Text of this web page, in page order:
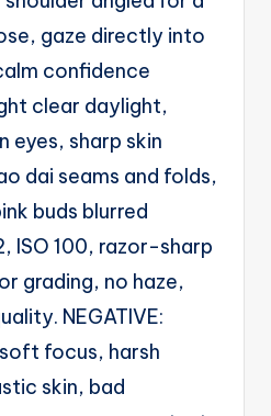
gaze directly into
confidence
clear daylight,
eyes, sharp skin
dai seams and folds,
buds blurred
ISO 100, razor-sharp
grading, no haze,
NEGATIVE:
focus, harsh
skin, bad